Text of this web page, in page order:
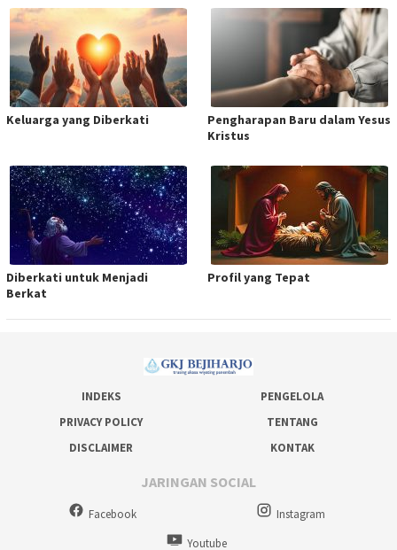
Keluarga yang Diberkati
Pengharapan Baru dalam Yesus
Kristus
Diberkati untuk Menjadi
Berkat
Profil yang Tepat
INDEKS
PENGELOLA
PRIVACY POLICY
TENTANG
DISCLAIMER
KONTAK
JARINGAN SOCIAL
Facebook
Instagram
Youtube